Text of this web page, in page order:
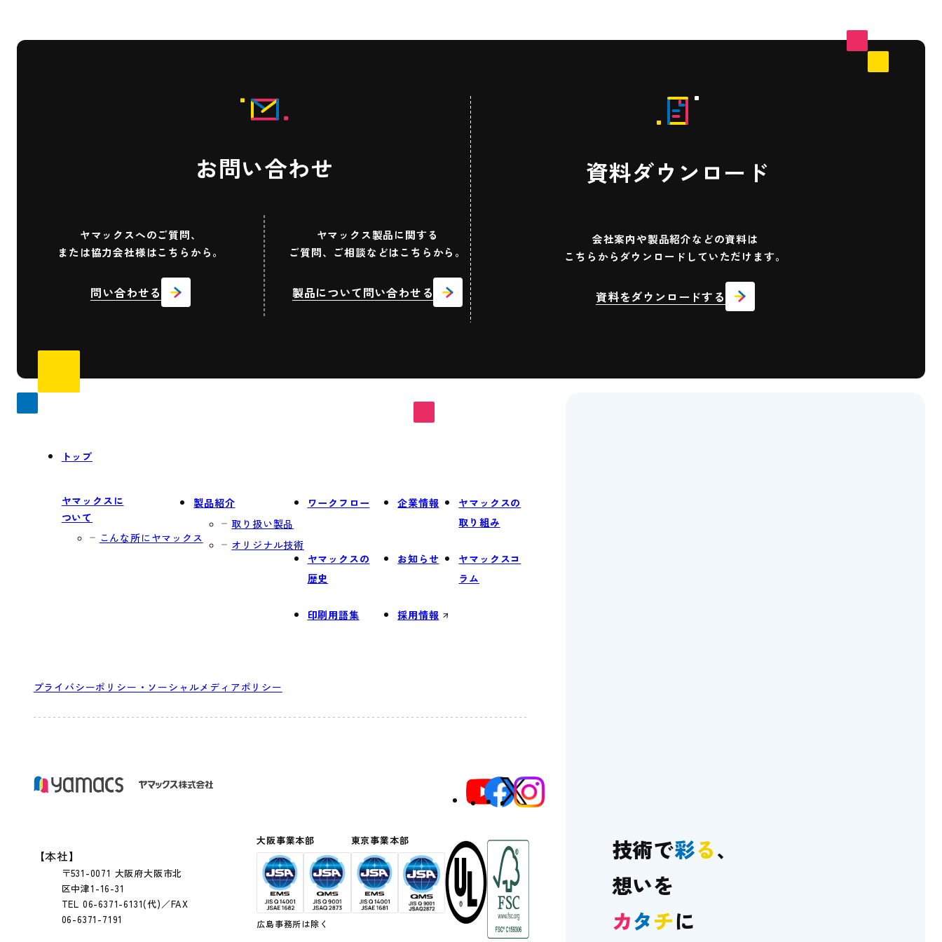
お問い合わせ
ヤマックスへのご質問、
または協力会社様はこちらから。
問い合わせる
ヤマックス製品に関する
ご質問、ご相談などはこちらから。
製品について問い合わせる
資料ダウンロード
会社案内や製品紹介などの資料は
こちらからダウンロード していただけます。
資料をダウンロードする
トップ
ヤマックスに
ついて
こんな所にヤマックス
製品紹介
取り扱い製品
オリジナル技術
ワークフロー 企業情報
ヤマックスの
取り組み
ヤマックスの
歴史
お知らせ
ヤマックスコ
ラム
印刷用語集 採用情報
プライバシーポリシー・ソーシャルメディアポリシー
【本社】
〒531-0071 大阪府大阪市北
区中津1-16-31
TEL 06-6371-6131(代)／FAX
06-6371-7191
大阪事業本部
広島事務所は除く
東京事業本部 技術で彩る、
想いを
カタチに